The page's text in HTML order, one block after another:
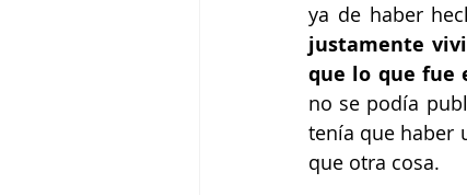
ya de haber
justamente
que lo que fue
no se podía
tenía que haber
que otra cosa.